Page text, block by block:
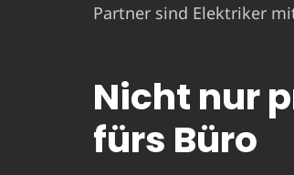
Partner sind Elektriker
Nicht nur
fürs Büro